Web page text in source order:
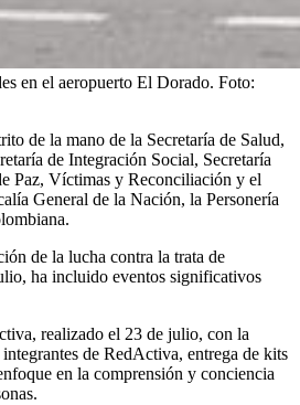
en el aeropuerto El Dorado. Foto:
de la mano de la Secretaría de Salud,
de Integración Social, Secretaría
Paz, Víctimas y Reconciliación y el
General de la Nación, la Personería
de la lucha contra la trata de
ha incluido eventos significativos
realizado el 23 de julio, con la
de RedActiva, entrega de kits
en la comprensión y conciencia